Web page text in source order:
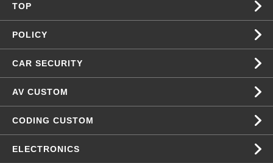
TOP
POLICY
CAR SECURITY
AV CUSTOM
CODING CUSTOM
ELECTRONICS